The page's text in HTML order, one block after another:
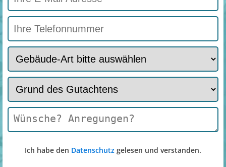
Ich habe den Datenschutz gelesen und verstanden.